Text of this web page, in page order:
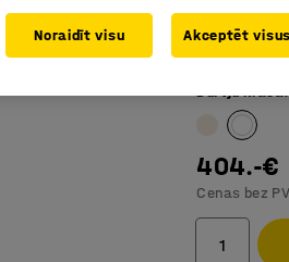
Durvju
Durvju krāsa:
404.-€
Cenas bez
Noraidīt visu Akceptēt